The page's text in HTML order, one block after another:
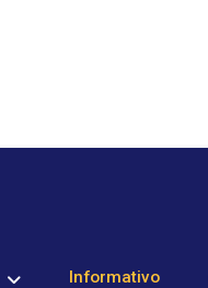
Informativo